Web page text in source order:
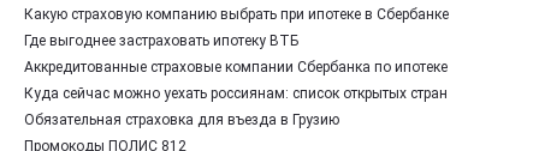
Какую страховую компанию выбрать при ипотеке в Сбербанке
Где выгоднее застраховать ипотеку ВТБ
Аккредитованные страховые компании Сбербанка по ипотеке
Куда сейчас можно уехать россиянам: список открытых стран
Обязательная страховка для въезда в Грузию
Промокоды ПОЛИС 812